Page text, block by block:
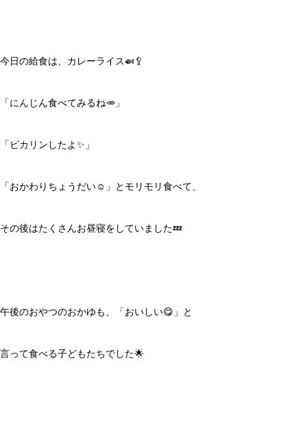
今日の給食は、カレーライス🍛🥄
「にんじん食べてみるね🥕」
「ピカリンしたよ✨」
「おかわりちょうだい☺️」とモリモリ食べて、
その後はたくさんお昼寝をしていました💤
午後のおやつのおかゆも、「おいしい😋」と
言って食べる子どもたちでした🌟